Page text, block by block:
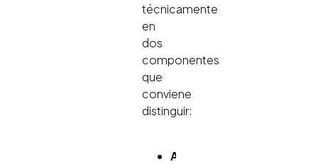
técnicamente
en
dos
componentes
que
conviene
distinguir:
Ajuste